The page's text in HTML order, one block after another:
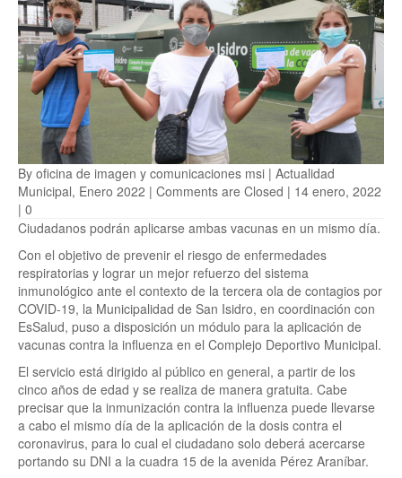
By oficina de imagen y comunicaciones msi | Actualidad
Municipal, Enero 2022 | Comments are Closed | 14 enero, 2022
| 0
Ciudadanos podrán aplicarse ambas vacunas en un mismo día.
Con el objetivo de prevenir el riesgo de enfermedades
respiratorias y lograr un mejor refuerzo del sistema
inmunológico ante el contexto de la tercera ola de contagios por
COVID-19, la Municipalidad de San Isidro, en coordinación con
EsSalud, puso a disposición un módulo para la aplicación de
vacunas contra la influenza en el Complejo Deportivo Municipal.
El servicio está dirigido al público en general, a partir de los
cinco años de edad y se realiza de manera gratuita. Cabe
precisar que la inmunización contra la influenza puede llevarse
a cabo el mismo día de la aplicación de la dosis contra el
coronavirus, para lo cual el ciudadano solo deberá acercarse
portando su DNI a la cuadra 15 de la avenida Pérez Araníbar.